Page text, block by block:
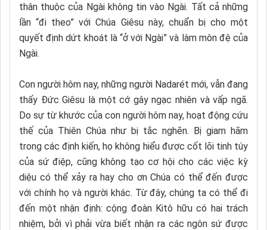
thân thuộc của Ngài không tin vào Ngài. Tất cả những
lần “đi theo” với Chúa Giêsu này, chuẩn bị cho một
quyết định dứt khoát là “ở với Ngài” và làm môn đệ của
Ngài.
Con người hôm nay, những người Nadarét mới, vẫn đang
thấy Đức Giêsu là một cớ gây ngạc nhiên và vấp ngã.
Do sự từ khước của con người hôm nay, hoạt động cứu
thế của Thiên Chúa như bị tắc nghẽn. Bị giam hãm
trong các định kiến, họ không hiểu được cốt lõi tinh túy
của sứ điệp, cũng không tạo cơ hội cho các việc kỳ
diệu có thể xảy ra hay cho ơn Chúa có thể đến được
với chính họ và người khác. Từ đây, chúng ta có thể đi
đến một nhận định: cộng đoàn Kitô hữu có hai trách
nhiệm, bởi vì phải vừa biết nhận ra các ngôn sứ được